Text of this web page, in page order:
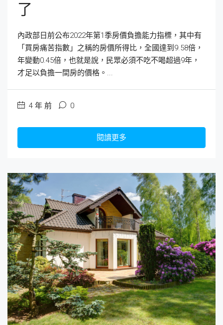
了
內政部日前公布2022年第1季房價負擔能力指標，其中有
「買房痛苦指數」之稱的房價所得比，全國達到9.58倍，
年變動0.45倍，也就是說，民眾必須不吃不喝超過9年，
才足以負擔一間房的價格。...
4 年 前 0
閱讀更多